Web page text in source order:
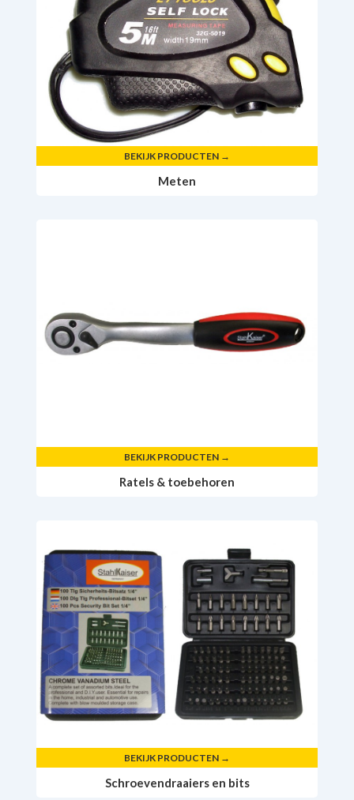
BEKIJK PRODUCTEN →
Meten
BEKIJK PRODUCTEN →
Ratels & toebehoren
BEKIJK PRODUCTEN →
Schroevendraaiers en bits